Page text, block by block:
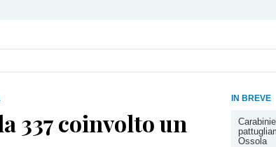
IN BREVE
Ossola
337 coinvolto un